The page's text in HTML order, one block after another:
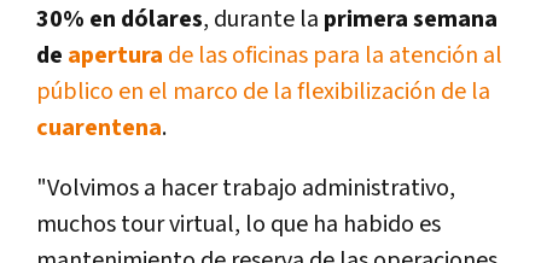
30% en dólares, durante la primera semana
de apertura de las oficinas para la atención al
público en el marco de la flexibilización de la
cuarentena.
"Volvimos a hacer trabajo administrativo,
muchos tour virtual, lo que ha habido es